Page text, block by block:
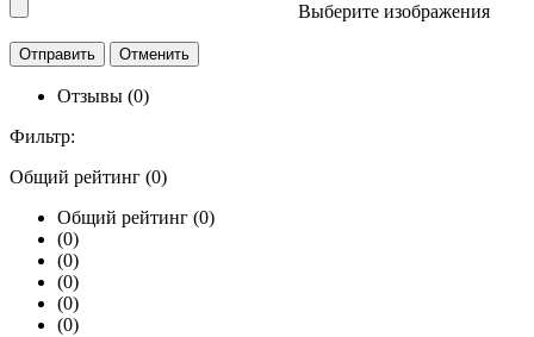
Выберите изображения
Отзывы (0)
Фильтр:
Общий рейтинг (0)
Общий рейтинг (0)
(0)
(0)
(0)
(0)
(0)